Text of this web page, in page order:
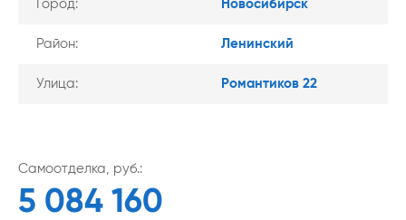
Город: Новосибирск
Район: Ленинский
Улица: Романтиков 22
Самоотделка, руб.:
5 084 160